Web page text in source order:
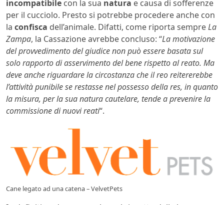
incompatibile con la sua natura e causa di sofferenze
per il cucciolo. Presto si potrebbe procedere anche con
la confisca dell’animale. Difatti, come riporta sempreLa
Zampa, la Cassazione avrebbe concluso: “La motivazione
del provvedimento del giudice non può essere basata sul
solo rapporto di asservimento del bene rispetto al reato. Ma
deve anche riguardare la circostanza che il reo reitererebbe
l’attività punibile se restasse nel possesso della res, in quanto
la misura, per la sua natura cautelare, tende a prevenire la
commissione di nuovi reati“.
Cane legato ad una catena – VelvetPets